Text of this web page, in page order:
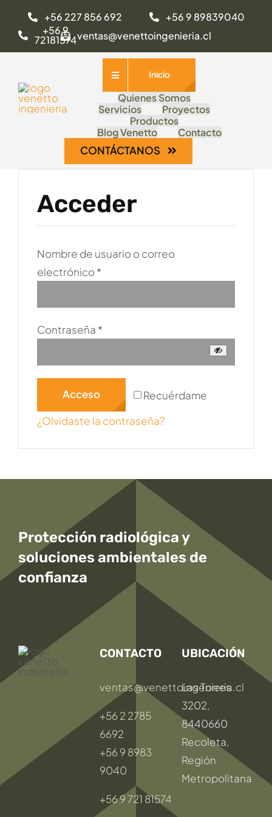
contenido
+56 227 856 692
+56 9 89839040
+56 9
72181574ventas@venettoingenieria.cl
Inicio
Quienes Somos
Servicios
Proyectos
Productos
Blog Venetto
Contacto
CONTÁCTANOS
Acceder
Nombre de usuario o correo
electrónico*
Contraseña *
Recuérdame
Acceso
¿Olvidaste la contraseña?
Protección radiológica y
soluciones ambientales de
confianza
CONTACTO
ventas@venettoingenieria.cl
+56 2 2785
6692
+56 9 8983
9040
+56 9 721 81574
UBICACIÓN
Las Torres
3202,
8440660
Recoleta,
Región
Metropolitana